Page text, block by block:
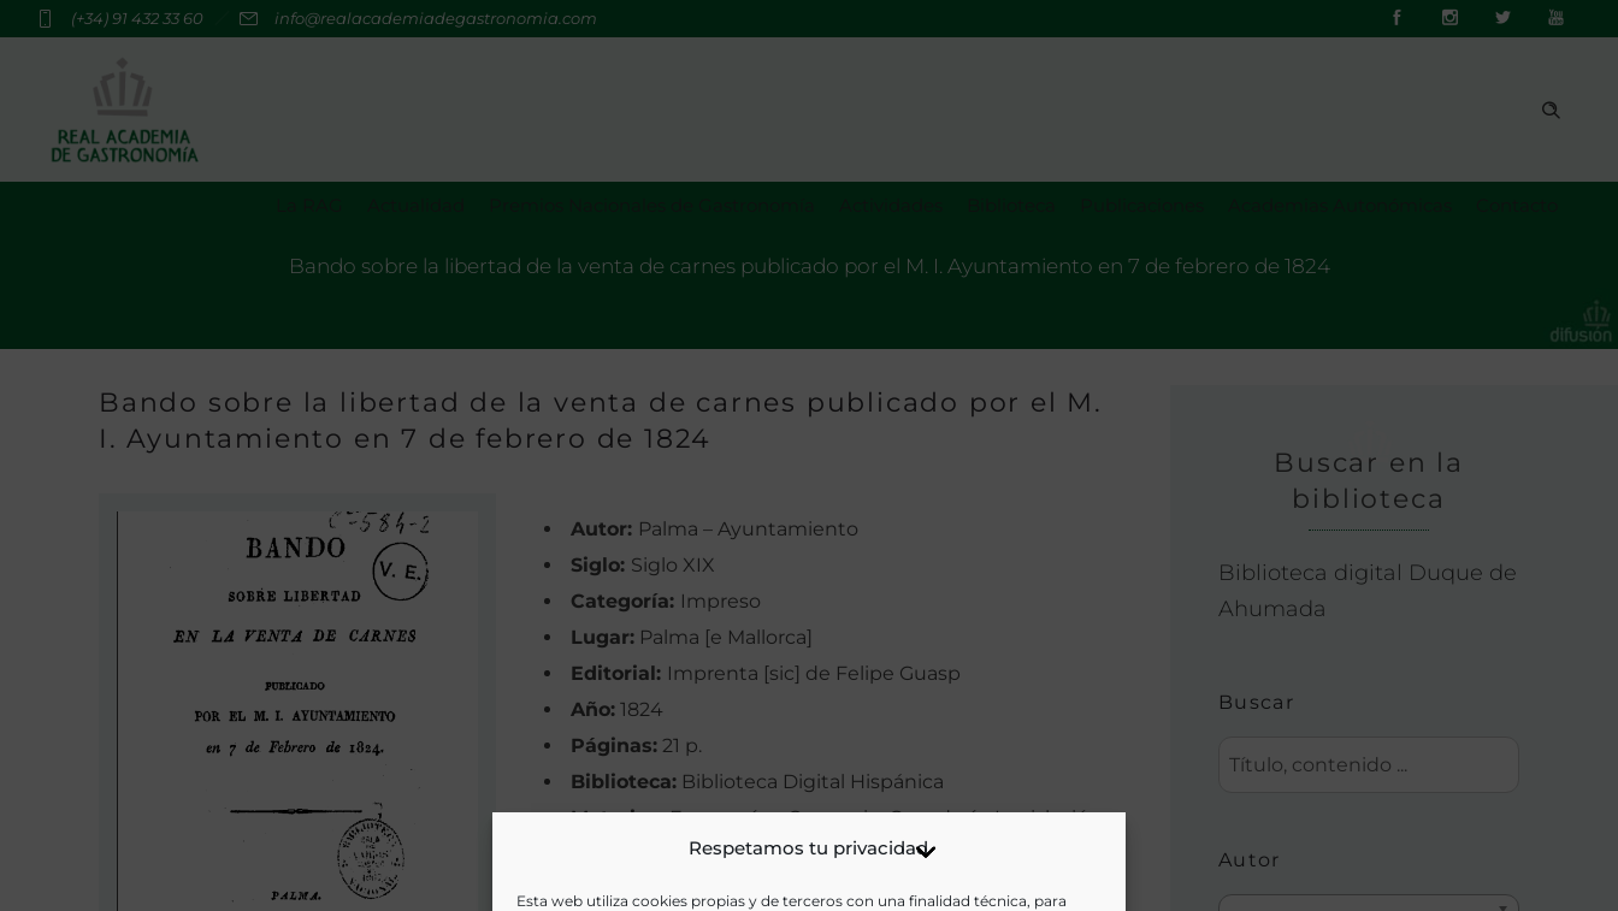
Respetamos tu privacidad
Esta web utiliza cookies propias y de terceros con una finalidad técnica, para
(+34) 91 432 33 60 info@realacademiadegastronomia.com
Bando sobre la libertad de la venta de carnes publicado por el M. I. Ayuntamiento en 7 de febrero de 1824
Bando sobre la libertad de la venta de carnes publicado por el M.
I. Ayuntamiento en 7 de febrero de 1824
Autor: Palma – Ayuntamiento
Siglo: Siglo XIX
Categoría: Impreso
Lugar: Palma [e Mallorca]
Editorial: Imprenta [sic] de Felipe Guasp
Año: 1824
Páginas: 21 p.
Biblioteca: Biblioteca Digital Hispánica
Materias:Economía y Comercio, Ganadería, Legislación
Palabras clave:Bandos, Carnes, Comercio, Palma de
Mallorca
Buscar en la
biblioteca
Biblioteca digital Duque de
Ahumada
Buscar
Autor